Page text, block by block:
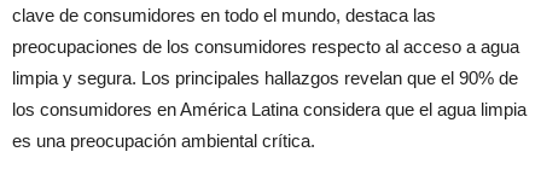
clave de consumidores en todo el mundo, destaca las
preocupaciones de los consumidores respecto al acceso a agua
limpia y segura. Los principales hallazgos revelan que el 90% de
los consumidores en América Latina considera que el agua limpia
es una preocupación ambiental crítica.